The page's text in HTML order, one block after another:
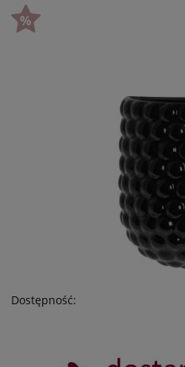
Dostępność: